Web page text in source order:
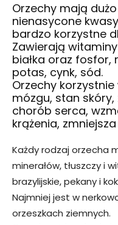
Orzechy mają
nienasycone
bardzo korzystne
Zawierają witaminy
białka oraz fosfor,
potas, cynk, sód.
Orzechy
mózgu, stan
chorób serca,
krążenia,
Każdy rodzaj orzecha
minerałów, tłuszczy i
brazylijskie, pekany i
Najmniej jest w
orzeszkach ziemnych.